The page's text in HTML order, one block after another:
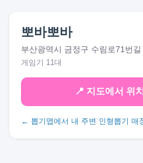
뽀바뽀바
부산광역시 금정구 수림로71번
게임기 11대
📍 지도에서 위
← 뽑기맵에서 내 주변 인형뽑기 매